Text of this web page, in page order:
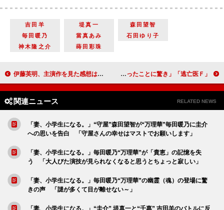
吉田羊 堤真一
森田望智
毎田暖乃
當真あみ
石田ゆり子
神木隆之介
蒔田彩珠
伊藤英明、主演作を見た感想は「何も残らない」 古田新太「西畑大吾に付いていく」 「逃亡医Ｆ」最終回“烏丸”前田敦子に「一体何者？」の声 幹こずえ役の堺小春が「堺正章の娘さんだったことに驚き」
関連ニュース RELATED NEWS
「妻、小学生になる。」“守屋”森田望智が“万理華”毎田暖乃に圭介
への思いを告白 「守屋さんの幸せはマストでお願いします」
「妻、小学生になる。」毎田暖乃“万理華”が「貴恵」の記憶を失
う 「大人びた演技が見られなくなると思うとちょっと寂しい」
「妻、小学生になる。」毎田暖乃“万理華”の幽霊（魂）の登場に驚
きの声 「謎が多くて目が離せない～」
「妻、小学生になる。」“圭介” 堤真一と“千嘉” 吉田羊のバトルに反